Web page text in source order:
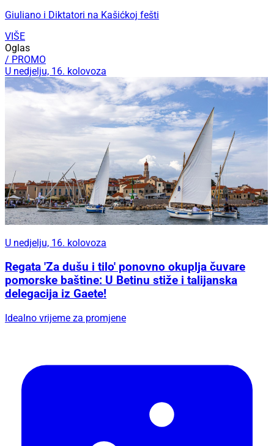
Giuliano i Diktatori na Kašićkoj fešti
VIŠE
Oglas
/ PROMO
U nedjelju, 16. kolovoza
U nedjelju, 16. kolovoza
Regata 'Za dušu i tilo' ponovno okuplja čuvare
pomorske baštine: U Betinu stiže i talijanska
delegacija iz Gaete!
Idealno vrijeme za promjene